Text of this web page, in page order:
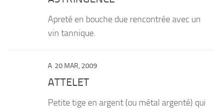
Apreté en bouche due rencontrée avec un
vin tannique.
A 20 MAR, 2009
ATTELET
Petite tige en argent (ou métal argenté) qui